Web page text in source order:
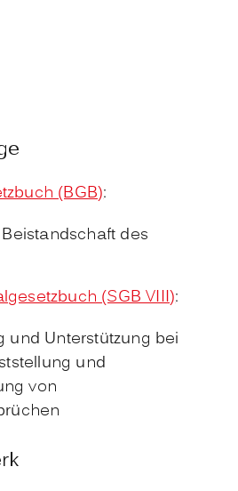
(BGB):
des
(SGB VIII):
und Unterstützung bei
und
von